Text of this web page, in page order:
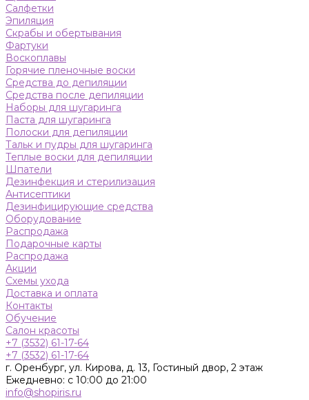
Салфетки
Эпиляция
Скрабы и обертывания
Фартуки
Воскоплавы
Горячие пленочные воски
Средства до депиляции
Средства после депиляции
Наборы для шугаринга
Паста для шугаринга
Полоски для депиляции
Тальк и пудры для шугаринга
Теплые воски для депиляции
Шпатели
Дезинфекция и стерилизация
Антисептики
Дезинфицирующие средства
Оборудование
Распродажа
Подарочные карты
Распродажа
Акции
Схемы ухода
Доставка и оплата
Контакты
Обучение
Салон красоты
+7 (3532) 61-17-64
+7 (3532) 61-17-64
г. Оренбург, ул. Кирова, д. 13, Гостиный двор, 2 этаж
Ежедневно: с 10:00 до 21:00
info@shopiris.ru